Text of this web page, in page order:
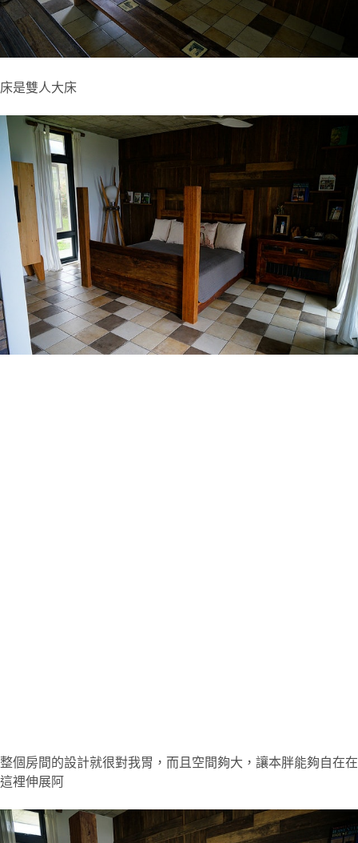
床是雙人大床
整個房間的設計就很對我胃，而且空間夠大，讓本胖能夠自在在
這裡伸展阿